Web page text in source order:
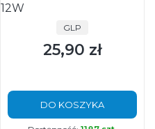
12W
PRODUCENT
GLP
Cena
25,90 zł
DO KOSZYKA